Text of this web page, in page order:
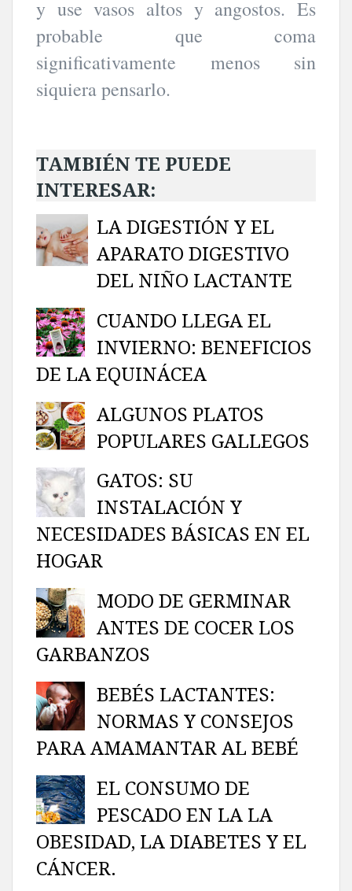
y use vasos altos y angostos. Es
probable que coma
significativamente menos sin
siquiera pensarlo.
TAMBIÉN TE PUEDE
INTERESAR:
LA DIGESTIÓN Y EL
APARATO DIGESTIVO
DEL NIÑO LACTANTE
CUANDO LLEGA EL
INVIERNO: BENEFICIOS
DE LA EQUINÁCEA
ALGUNOS PLATOS
POPULARES GALLEGOS
GATOS: SU
INSTALACIÓN Y
NECESIDADES BÁSICAS EN EL
HOGAR
MODO DE GERMINAR
ANTES DE COCER LOS
GARBANZOS
BEBÉS LACTANTES:
NORMAS Y CONSEJOS
PARA AMAMANTAR AL BEBÉ
EL CONSUMO DE
PESCADO EN LA LA
OBESIDAD, LA DIABETES Y EL
CÁNCER.